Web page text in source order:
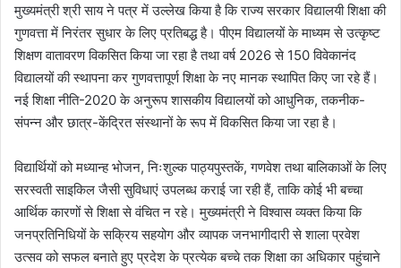
मुख्यमंत्री श्री साय ने पत्र में उल्लेख किया है कि राज्य सरकार विद्यालयी शिक्षा की
गुणवत्ता में निरंतर सुधार के लिए प्रतिबद्ध है। पीएम विद्यालयों के माध्यम से उत्कृष्ट
शिक्षण वातावरण विकसित किया जा रहा है तथा वर्ष 2026 से 150 विवेकानंद
विद्यालयों की स्थापना कर गुणवत्तापूर्ण शिक्षा के नए मानक स्थापित किए जा रहे हैं।
नई शिक्षा नीति-2020 के अनुरूप शासकीय विद्यालयों को आधुनिक, तकनीक-
संपन्न और छात्र-केंद्रित संस्थानों के रूप में विकसित किया जा रहा है।
विद्यार्थियों को मध्यान्ह भोजन, निःशुल्क पाठ्यपुस्तकें, गणवेश तथा बालिकाओं के लिए
सरस्वती साइकिल जैसी सुविधाएं उपलब्ध कराई जा रही हैं, ताकि कोई भी बच्चा
आर्थिक कारणों से शिक्षा से वंचित न रहे। मुख्यमंत्री ने विश्वास व्यक्त किया कि
जनप्रतिनिधियों के सक्रिय सहयोग और व्यापक जनभागीदारी से शाला प्रवेश
उत्सव को सफल बनाते हुए प्रदेश के प्रत्येक बच्चे तक शिक्षा का अधिकार पहुंचाने